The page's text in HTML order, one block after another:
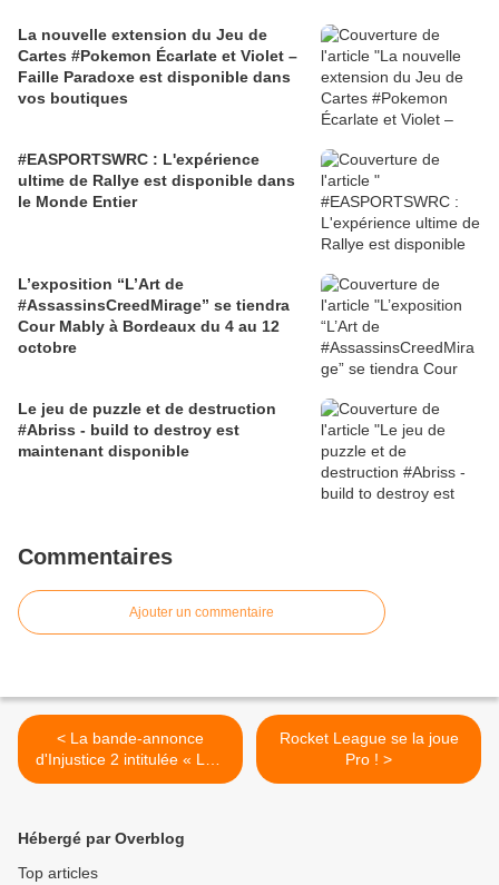
La nouvelle extension du Jeu de
Cartes #Pokemon Écarlate et Violet –
Faille Paradoxe est disponible dans
vos boutiques
#EASPORTSWRC : L'expérience
ultime de Rallye est disponible dans
le Monde Entier
L’exposition “L’Art de
#AssassinsCreedMirage” se tiendra
Cour Mably à Bordeaux du 4 au 12
octobre
Le jeu de puzzle et de destruction
#Abriss - build to destroy est
maintenant disponible
Commentaires
Ajouter un commentaire
< La bande-annonce
d'Injustice 2 intitulée « LES
FILLES SONT LÀ »
Rocket League se la joue
Pro ! >
Hébergé par Overblog
Top articles